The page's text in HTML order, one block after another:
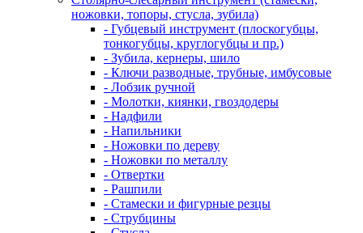
ножовки, топоры, стусла, зубила)
- Губцевый инструмент (плоскогубцы,
тонкогубцы, круглогубцы и пр.)
- Зубила, кернеры, шило
- Ключи разводные, трубные, имбусовые
- Лобзик ручной
- Молотки, киянки, гвоздодеры
- Надфили
- Напильники
- Ножовки по дереву
- Ножовки по металлу
- Отвертки
- Рашпили
- Стамески и фигурные резцы
- Струбцины